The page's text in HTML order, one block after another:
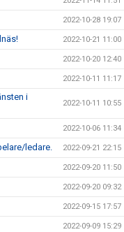
2022-10-28 19:07
2022-10-21 11:00
2022-10-20 12:40
2022-10-11 11:17
i
2022-10-11 10:55
2022-10-06 11:34
ledare. 2022-09-21 22:15
2022-09-20 11:50
2022-09-20 09:32
2022-09-15 17:57
2022-09-09 15:29